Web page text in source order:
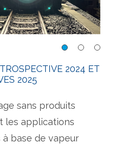
sans produits
avec RailEx
2024 ET
2025
sans produits
les applications
base de vapeur